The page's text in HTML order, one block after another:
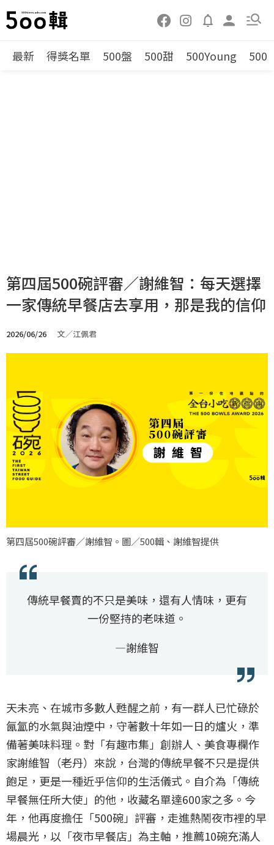
最新 得獎名單 500盤 500甜 500Young 500
第四屆500碗評審／謝維智：每天選擇
一家傳統早餐店去享用，那是我的信仰
2026/06/26 文／江佩君
第四屆500碗評審／謝維智。圖／500輯、謝維智提供
傳統早餐賣的不只是美味，還有人情味，更有
一份堅持的老味道。
—謝維智
天未亮、在城市多數人甦醒之前，有一群人已忙碌於
氤氳的水氣與油煙中，守著數十年如一日的爐火，準
備著美味料理。對「有趣市集」創辦人、美食專欄作
家謝維智（老丹）來說，台灣的傳統早餐不只是提供
飽足，更是一種近乎信仰的生活儀式。自介為「傳統
早餐無任所大使」的他，收藏名單達600家之多。今
年，他再度擔任「500碗」評審，走進熱鬧夜市裡的早
場晨光，以「夜市早餐店」為主軸，推薦10碗充滿人